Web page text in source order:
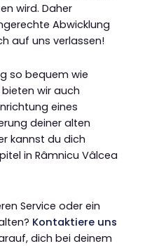
wird. Daher
Abwicklung
auf uns verlassen!
so bequem wie
wir auch
eines
deiner alten
kannst du dich
in Râmnicu Vâlcea
Service oder ein
Kontaktiere uns
dich bei deinem